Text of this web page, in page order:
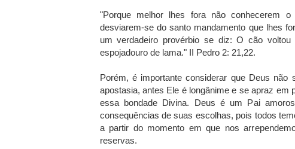
"Porque melhor lhes fora não conhecerem
desviarem-se do santo mandamento que lhes
um verdadeiro provérbio se diz: O cão
espojadouro de lama." II Pedro 2: 21,22.
Porém, é importante considerar que Deus
apostasia, antes Ele é longânime e se apraz em
essa bondade Divina. Deus é um Pai
consequências de suas escolhas, pois todos
a partir do momento em que nos
reservas.